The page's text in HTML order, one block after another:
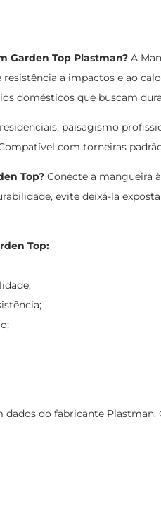
Garden Top Plastman? A
a impactos e ao
domésticos que buscam
paisagismo
com torneiras
Top? Conecte a mangueira
evite deixá-la
Top:
dados do fabricante